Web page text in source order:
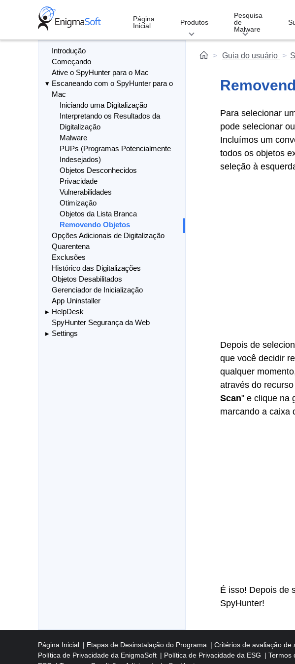
Página
Inicial
Produtos
Pesquisa
de
Malware
Introdução
Começando
Ative o SpyHunter para o Mac
Escaneando com o SpyHunter para o
Mac
Iniciando uma Digitalização
Interpretando os Resultados da
Digitalização
Malware
PUPs (Programas Potencialmente
Indesejados)
Objetos Desconhecidos
Privacidade
Vulnerabilidades
Otimização
Objetos da Lista Branca
Removendo Objetos
Opções Adicionais de Digitalização
Quarentena
Exclusões
Histórico das Digitalizações
Objetos Desabilitados
Gerenciador de Inicialização
App Uninstaller
HelpDesk
SpyHunter Segurança da Web
Settings
Guia do usuário
Para selecionar
pode selecionar
Incluímos um
todos os objetos
seleção à
Depois de
que você decidir
qualquer
através do recurso
Scan" e clique na
marcando a caixa
É isso! Depois de
SpyHunter!
Página Inicial Etapas de Desinstalação do Programa Critérios de avaliação de
Política de Privacidade da EnigmaSoft
Política de Privacidade da ESG Termos